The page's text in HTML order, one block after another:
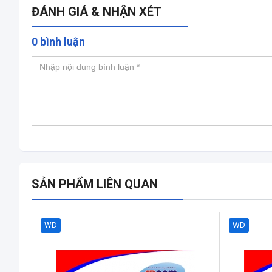
ĐÁNH GIÁ & NHẬN XÉT
0 bình luận
SẢN PHẨM LIÊN QUAN
WD WD